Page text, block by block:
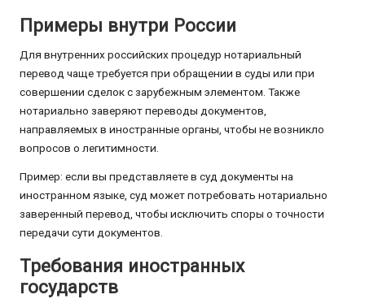
Примеры внутри России
Для внутренних российских процедур нотариальный
перевод чаще требуется при обращении в суды или при
совершении сделок с зарубежным элементом. Также
нотариально заверяют переводы документов,
направляемых в иностранные органы, чтобы не возникло
вопросов о легитимности.
Пример: если вы представляете в суд документы на
иностранном языке, суд может потребовать нотариально
заверенный перевод, чтобы исключить споры о точности
передачи сути документов.
Требования иностранных
государств